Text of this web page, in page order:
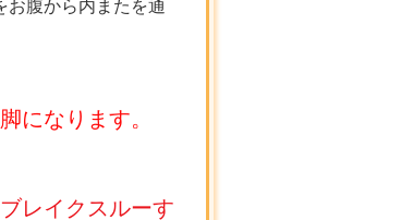
お腹から内またを通
になります。
レイクスルーす